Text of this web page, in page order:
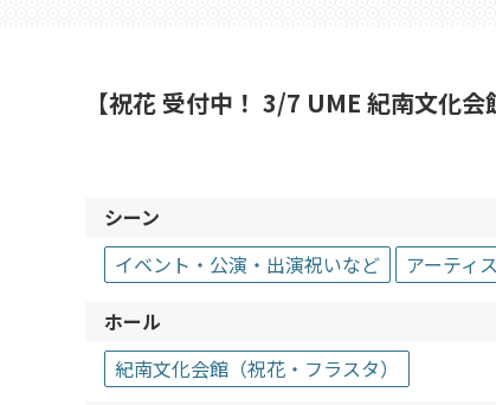
【祝花 受付中！ 3/7 UME 紀南文化
シーン
イベント・公演・出演祝いなど
アーティ
ホール
紀南文化会館（祝花・フラスタ）